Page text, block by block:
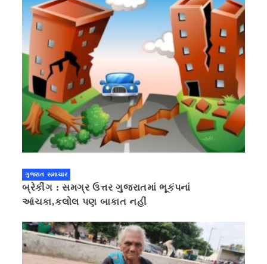
ગુજરાત સમાચાર
બ્રેકીંગ : સમગ્ર ઉત્તર ગુજરાતમાં ભૂકંપનાં
આંચકા,કલોલ પણ બાકાત નહીં